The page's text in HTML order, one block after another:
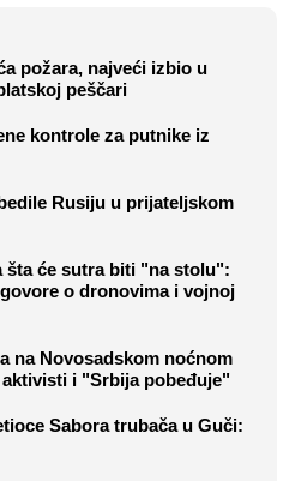
požara, najveći izbio u
peščari
kontrole za putnike iz
Rusiju u prijateljskom
šta će sutra biti "na stolu":
o dronovima i vojnoj
na Novosadskom noćnom
i "Srbija pobeđuje"
Sabora trubača u Guči: